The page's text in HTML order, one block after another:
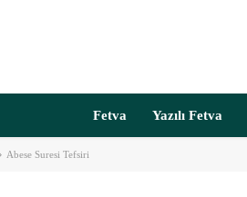
Fetva Yazılı Fetva
Abese Suresi Tefsiri